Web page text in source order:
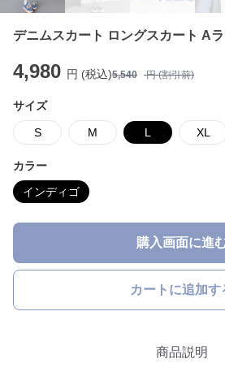
デニムスカート ロングスカート A
4,980 円 (税込)5,540 円 (割引前)
サイズ
S M L XL
カラー
インディゴ
購入画面に進
カートに追加す
商品説明